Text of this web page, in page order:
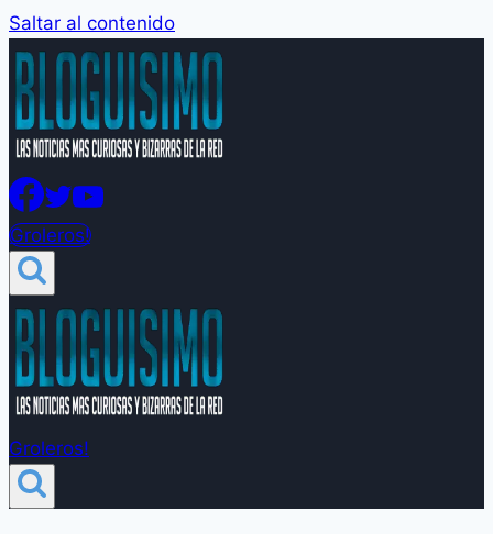
Saltar al contenido
Groleros!
Groleros!